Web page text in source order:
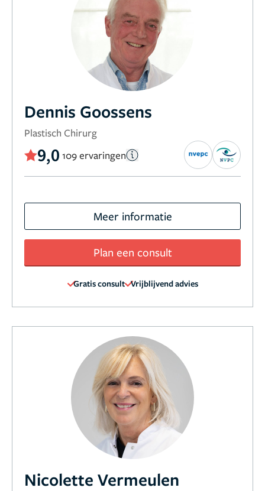
Dennis Goossens
Plastisch Chirurg
9,0 109 ervaringen
Meer informatie
Plan een consult
Gratis consult Vrijblijvend advies
Nicolette Vermeulen